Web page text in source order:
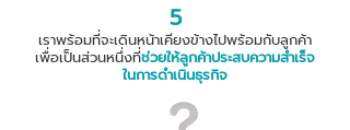
5
เราพร้อมที่จะเดินหน้าเคียงข้างไปพร้อมกับลูกค้า
เพื่อเป็นส่วนหนึ่งที่ช่วยให้ลูกค้าประสบความสําเร็จ
ในการดำเนินธุรกิจ